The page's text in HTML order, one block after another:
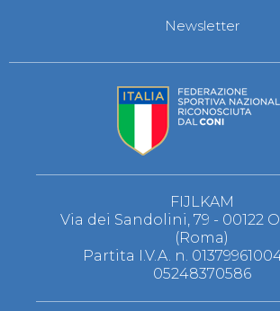
Newsletter
FIJLKAM
Via dei Sandolini, 79 - 00122
(Roma)
Partita I.V.A. n.
05248370586